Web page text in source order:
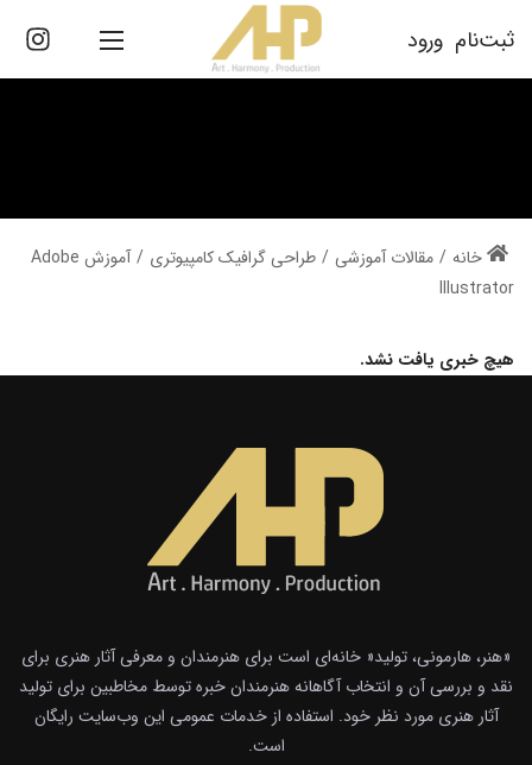
ثبت‌نام ورود
/ مقالات آموزشی / طراحی گرافیک کامپیوتری /
آموزش Adobe
Illustrator
هیچ خبری یافت نشد.
«هنر، هارمونی، تولید« خانه‌ای است برای هنرمندان و معرفی آثار هنری برای
نقد و بررسی آن و انتخاب آگاهانه هنرمندان خبره توسط مخاطبین برای تولید
آثار هنری مورد نظر خود. استفاده از خدمات عمومی این وب‌سایت رایگان
است.